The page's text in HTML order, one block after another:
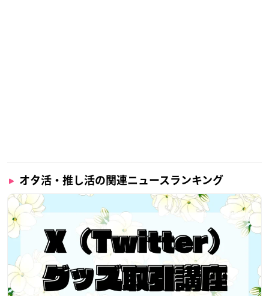
オタ活・推し活の関連ニュースランキング